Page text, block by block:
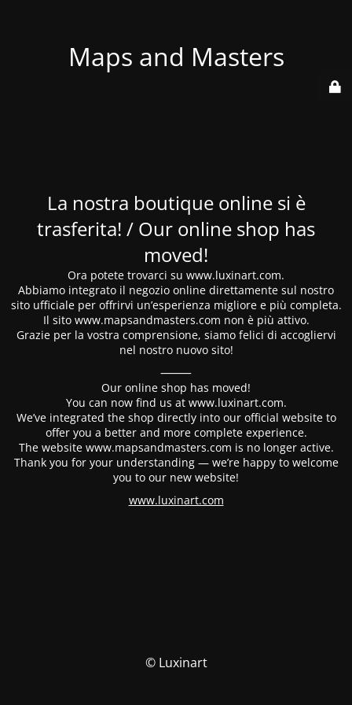
Maps and Masters
La nostra boutique online si è
trasferita! / Our online shop has
moved!
Ora potete trovarci su www.luxinart.com.
Abbiamo integrato il negozio online direttamente sul nostro
sito ufficiale per offrirvi un’esperienza migliore e più completa.
Il sito www.mapsandmasters.com non è più attivo.
Grazie per la vostra comprensione, siamo felici di accogliervi
nel nostro nuovo sito!
⸻
Our online shop has moved!
You can now find us at www.luxinart.com.
We’ve integrated the shop directly into our official website to
offer you a better and more complete experience.
The website www.mapsandmasters.com is no longer active.
Thank you for your understanding — we’re happy to welcome
you to our new website!
www.luxinart.com
© Luxinart